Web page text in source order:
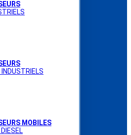
MOBILES